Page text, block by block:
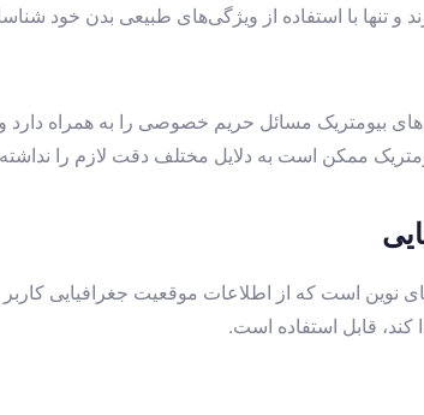
و تنها با استفاده از ویژگی‌های طبیعی بدن خود
بیومتریک مسائل حریم خصوصی را به همراه
ممکن است به دلایل مختلف دقت لازم را
نوین است که از اطلاعات موقعیت جغرافیایی
قابل استفاده است.